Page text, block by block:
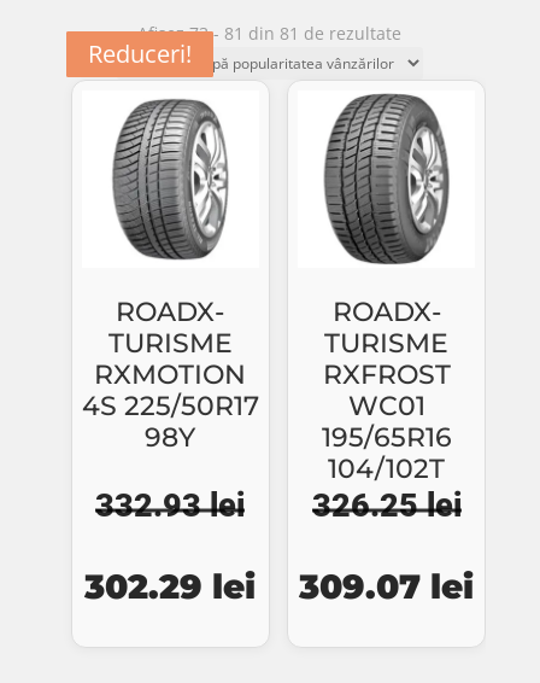
Afișez 73 - 81 din 81 de rezultate
după
popularitate
Reduceri!
ROADX-
TURISME
RXMOTION
4S 225/50R17
98Y
332.93lei
inițial
a
302.29 lei
curent
este:
Reduceri!
ROADX-
TURISME
RXFROST
WC01
195/65R16
104/102T
326.25lei
inițial
a
309.07 lei
Reduceri!
Reduceri!
Reduceri!
Reduceri!
Reduceri!
Reduceri!
Reduceri!